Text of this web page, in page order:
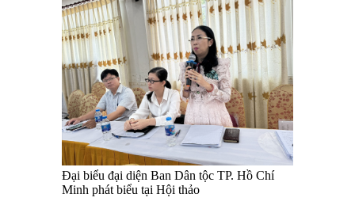
Đại biểu đại diện Ban Dân tộc TP. Hồ Chí
Minh phát biểu tại Hội thảo